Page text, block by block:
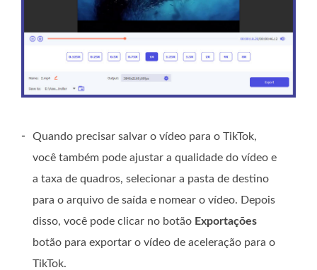
-
Quando precisar salvar o vídeo para o TikTok,
você também pode ajustar a qualidade do vídeo e
a taxa de quadros, selecionar a pasta de destino
para o arquivo de saída e nomear o vídeo. Depois
disso, você pode clicar no botão Exportações
botão para exportar o vídeo de aceleração para o
TikTok.